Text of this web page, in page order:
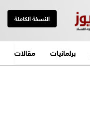
النسخة الكاملة
برلمانيات مقالات